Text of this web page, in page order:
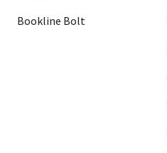
Bookline Bolt